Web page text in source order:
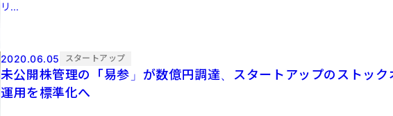
リ...
2020.06.05 スタートアップ
未公開株管理の「易参」が数億円調達、スタートアップのストック
運用を標準化へ